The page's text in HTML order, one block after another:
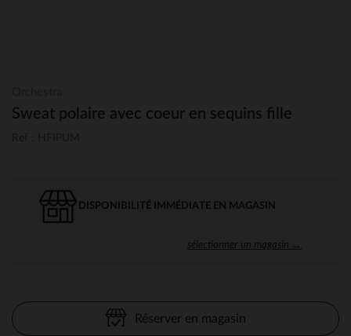
Sweat polaire avec coeur en sequins fille
DISPONIBILITÉ IMMÉDIATE EN MAGASIN
sélectionner un magasin →
Réserver en magasin